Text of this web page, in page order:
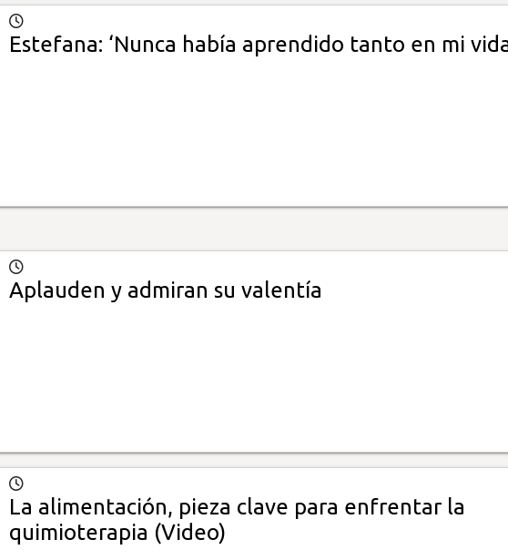
Estefana: ‘Nunca había aprendido tanto en mi
Aplauden y admiran su valentía
La alimentación, pieza clave para enfrentar la
quimioterapia (Video)